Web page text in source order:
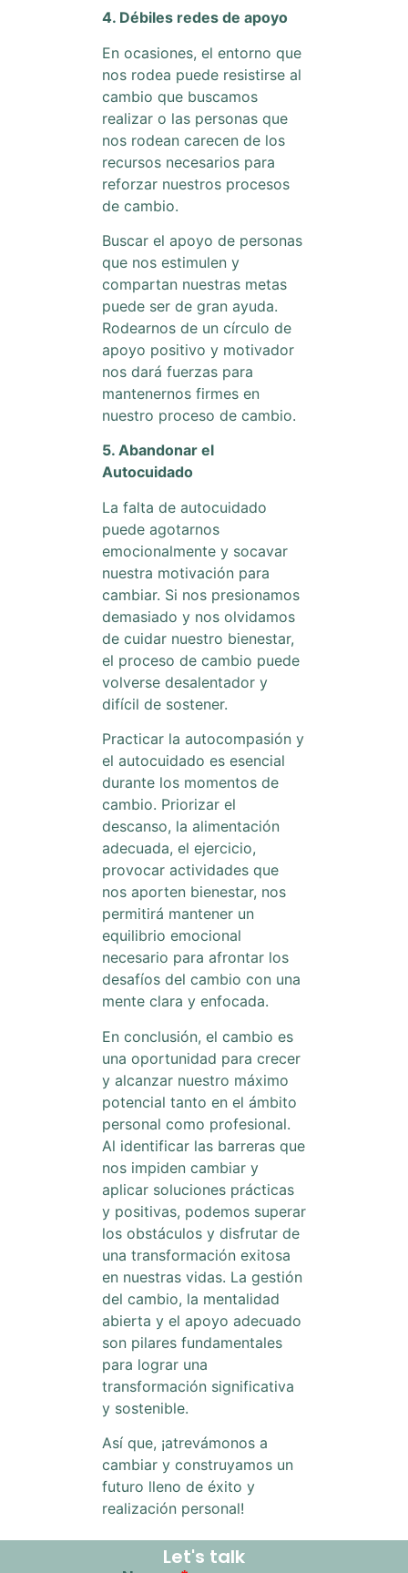
4. Débiles redes de apoyo
En ocasiones, el entorno que
nos rodea puede resistirse al
cambio que buscamos
realizar o las personas que
nos rodean carecen de los
recursos necesarios para
reforzar nuestros procesos
de cambio.
Buscar el apoyo de personas
que nos estimulen y
compartan nuestras metas
puede ser de gran ayuda.
Rodearnos de un círculo de
apoyo positivo y motivador
nos dará fuerzas para
mantenernos firmes en
nuestro proceso de cambio.
5. Abandonar el
Autocuidado
La falta de autocuidado
puede agotarnos
emocionalmente y socavar
nuestra motivación para
cambiar. Si nos presionamos
demasiado y nos olvidamos
de cuidar nuestro bienestar,
el proceso de cambio puede
volverse desalentador y
difícil de sostener.
Practicar la autocompasión y
el autocuidado es esencial
durante los momentos de
cambio. Priorizar el
descanso, la alimentación
adecuada, el ejercicio,
provocar actividades que
nos aporten bienestar, nos
permitirá mantener un
equilibrio emocional
necesario para afrontar los
desafíos del cambio con una
mente clara y enfocada.
En conclusión, el cambio es
una oportunidad para crecer
y alcanzar nuestro máximo
potencial tanto en el ámbito
personal como profesional.
Al identificar las barreras que
nos impiden cambiar y
aplicar soluciones prácticas
y positivas, podemos superar
los obstáculos y disfrutar de
una transformación exitosa
en nuestras vidas. La gestión
del cambio, la mentalidad
abierta y el apoyo adecuado
son pilares fundamentales
para lograr una
transformación significativa
y sostenible.
Así que, ¡atrevámonos a
cambiar y construyamos un
futuro lleno de éxito y
realización personal!
Let's talk